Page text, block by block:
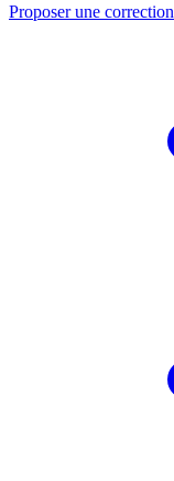
Proposer une correction